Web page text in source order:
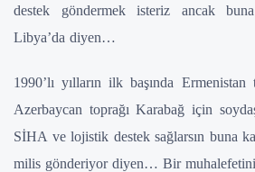
destek göndermek isteriz ancak
Libya’da diyen…
1990’lı yılların ilk başında
Azerbaycan toprağı Karabağ için
SİHA ve lojistik destek sağlarsın buna
milis gönderiyor diyen… Bir